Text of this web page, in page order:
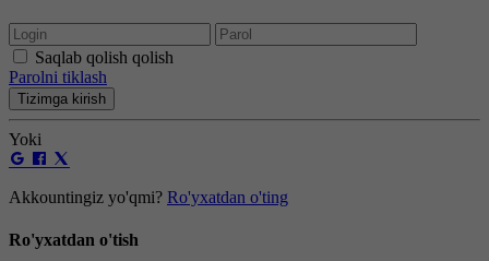
Saqlab qolish qolish
Parolni tiklash
Tizimga kirish
Yoki
Akkountingiz yo'qmi? Ro'yxatdan o'ting
Ro'yxatdan o'tish